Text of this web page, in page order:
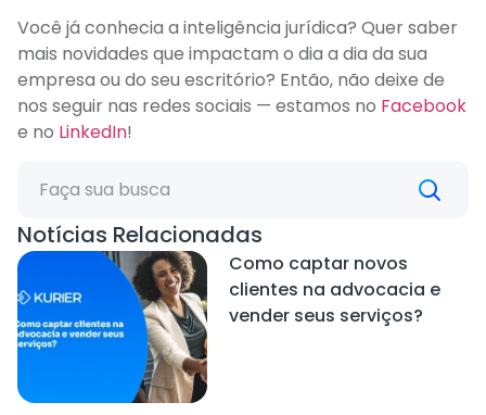
Você já conhecia a inteligência jurídica? Quer saber
mais novidades que impactam o dia a dia da sua
empresa ou do seu escritório? Então, não deixe de
nos seguir nas redes sociais — estamos no Facebook
e no LinkedIn!
Notícias Relacionadas
Como captar novos
clientes na advocacia e
vender seus serviços?